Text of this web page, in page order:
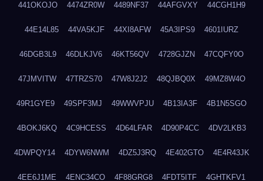
441OKOJO 4474ZR0W 4489NF37 44AFGVXY 44CGH1H9
44E14L85 44VA5KJF 44XI8AFW 45A3IPS9 4601IURZ
46DGB3L9 46DLKJV6 46KT56QV 4728GJZN 47CQFY0O
47JMVITW 47TRZS70 47W8J2J2 48QJBQ0X 49MZ8W4O
49R1GYE9 49SPF3MJ 49WWVPJU 4B13IA3F 4B1N5SGO
4BOKJ6KQ 4C9HCESS 4D64LFAR 4D90P4CC 4DV2LKB3
4DWPQY14 4DYW6NWM 4DZ5J3RQ 4E402GTO 4E4R43JK
4EE6J1ME 4ENC34CO 4F88GRG8 4FDT5ITF 4GHTKFV1